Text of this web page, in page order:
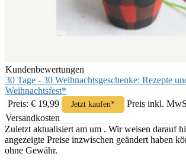
Kundenbewertungen
30 Tage - 30 Weihnachtsgeschenke: Rezepte
Weihnachtsfest*
Preis: € 19,99
Jetzt kaufen*
Preis inkl.
Versandkosten
Zuletzt aktualisiert am um . Wir weisen darauf
angezeigte Preise inzwischen geändert haben
ohne Gewähr.